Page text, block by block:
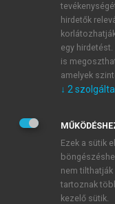
JELSZÓ ÚJRA
Kérek értesítést
Kérek értesítést
Adatkezelési
veszem és
Általános
mersz.huoldalak
tudomásul
hirdetők
egy
is
amelyek
↓ 2
Ezek a sütik
nem
tartoznak
kezelő sütik.